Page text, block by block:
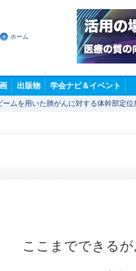
ホーム
出版物 学会ナビ＆イベント
ームを用いた肺がんに対する体幹部定位
ここまでできる